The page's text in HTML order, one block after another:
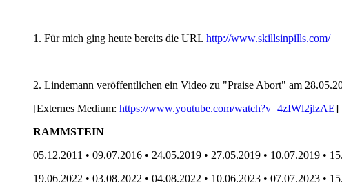
1. Für mich ging heute bereits die URL http://www.skillsinpills.com/
2. Lindemann veröffentlichen ein Video zu "Praise Abort" am
[Externes Medium: https://www.youtube.com/watch?v=4zIWl2jlzAE]
RAMMSTEIN
05.12.2011 • 09.07.2016 • 24.05.2019 • 27.05.2019 • 10.07.2019 •
19.06.2022 • 03.08.2022 • 04.08.2022 • 10.06.2023 • 07.07.2023 •